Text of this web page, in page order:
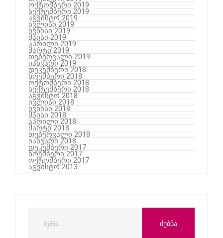
ოქტომბერი 2019
სექტემბერი 2019
აგვისტო 2019
ივლისი 2019
ივნისი 2019
მაისი 2019
აპრილი 2019
მარტი 2019
თებერვალი 2019
იანვარი 2019
დეკემბერი 2018
ნოემბერი 2018
ოქტომბერი 2018
სექტემბერი 2018
აგვისტო 2018
ივლისი 2018
ივნისი 2018
მაისი 2018
აპრილი 2018
მარტი 2018
თებერვალი 2018
იანვარი 2018
დეკემბერი 2017
ნოემბერი 2017
ოქტომბერი 2017
აგვისტო 2013